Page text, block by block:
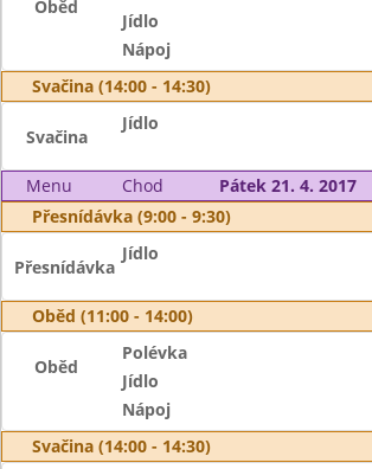
Oběd
Jídlo
Nápoj
Svačina (14:00 - 14:30)
Svačina
Jídlo
Menu Chod
Pátek 21. 4. 2017
Přesnídávka (9:00 - 9:30)
Přesnídávka
Jídlo
Oběd (11:00 - 14:00)
Oběd
Polévka
Jídlo
Nápoj
Svačina (14:00 - 14:30)